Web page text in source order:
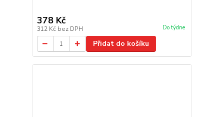
378 Kč
312 Kč bez DPH Do týdne
Přidat do košíku